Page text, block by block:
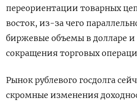
переориентации товарных
восток, из-за чего
биржевые объемы в долларе и
сокращения торговых
Рынок рублевого госдолга
скромные изменения